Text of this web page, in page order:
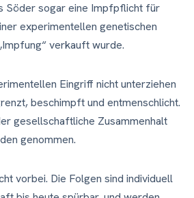
Söder sogar eine Impfpflicht für
experimentellen genetischen
verkauft wurde.
Eingriff nicht unterziehen
beschimpft und entmenschlicht.
gesellschaftliche Zusammenhalt
genommen.
vorbei. Die Folgen sind individuell